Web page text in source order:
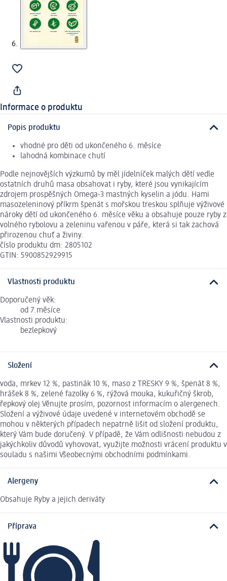
Informace o produktu
Popis produktu
vhodné pro děti od ukončeného 6. měsíce
lahodná kombinace chutí
Podle nejnovějších výzkumů by měl jídelníček malých dětí vedle
ostatních druhů masa obsahovat i ryby, které jsou vynikajícím
zdrojem prospěšných Omega-3 mastných kyselin a jódu. Hami
masozeleninový příkrm špenát s mořskou treskou splňuje výživové
nároky dětí od ukončeného 6. měsíce věku a obsahuje pouze ryby z
volného rybolovu a zeleninu vařenou v páře, která si tak zachová
přirozenou chuť a živiny.
číslo produktu dm: 2805102
GTIN: 5900852929915
Vlastnosti produktu
Doporučený věk:
od 7.měsíce
Vlastnosti produktu:
bezlepkový
Složení
voda, mrkev 12 %, pastinák 10 %, maso z TRESKY 9 %, špenát 8 %,
hrášek 8 %, zelené fazolky 6 %, rýžová mouka, kukuřičný škrob,
řepkový olej Věnujte prosím, pozornost informacím o alergenech.
Složení a výživové údaje uvedené v internetovém obchodě se
mohou v některých případech nepatrně lišit od složení produktu,
který Vám bude doručený. V případě, že Vám odlišnosti nebudou z
jakýchkoliv důvodů vyhovovat, využijte možnosti vrácení produktu v
souladu s našimi Všeobecnými obchodními podmínkami.
Alergeny
Obsahuje Ryby a jejich deriváty
Příprava